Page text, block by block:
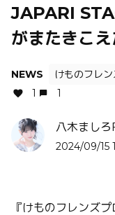
JAPARI
がまたきこえ
NEWS けものフレ
1
1
八木ましろ
2024/09/15
『けものフレンズ